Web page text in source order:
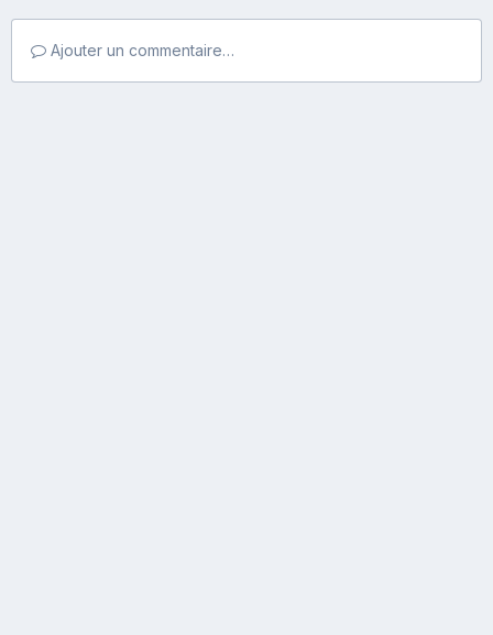
Ajouter un commentaire…